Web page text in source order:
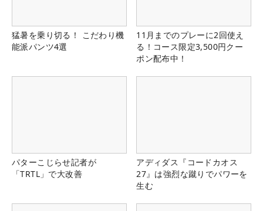
猛暑を乗り切る！ こだわり機
能派パンツ4選
11月までのプレーに2回使え
る！コース限定3,500円クー
ポン配布中！
パターこじらせ記者が
「TRTL」で大改善
アディダス『コードカオス
27』は強烈な蹴りでパワーを
生む